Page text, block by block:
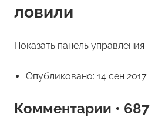
ловили
Показать панель управления
Опубликовано: 14 сен 2017
Комментарии • 687